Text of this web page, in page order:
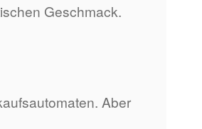
Geschmack.
Aber